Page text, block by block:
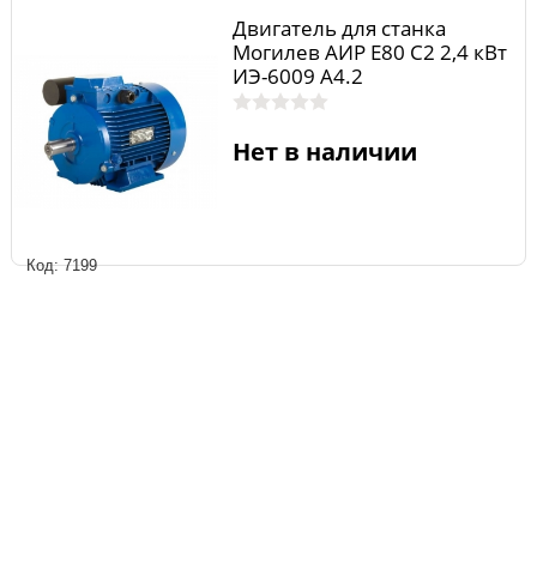
Код: 7199
Двигатель для станка
Могилев АИР Е80 С2 2,4 кВт
ИЭ-6009 А4.2
Нет в наличии